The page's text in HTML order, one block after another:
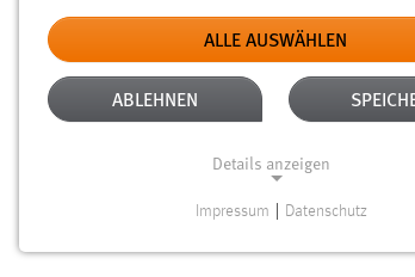
Aktive Filter: ALTER: 1 WOCHE BIS 1 MONAT
Gesucht nach "professoren". Es wurden 17
ALLE AUSWÄHLEN
ABLEHNEN
Details anzeigen
Impressum Datenschutz